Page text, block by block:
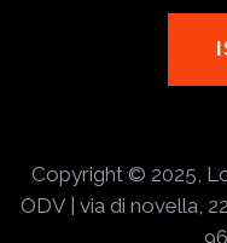
Copyright © 2025,
ODV | via di novella,